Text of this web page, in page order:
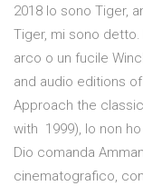
2018 Io sono Tiger,
Tiger, mi sono
arco o un fucile
and audio editions
Approach the
with 1999), Io non
Dio comanda
cinematografico,